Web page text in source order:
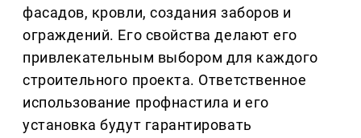
фасадов, кровли, создания заборов и
ограждений. Его свойства делают его
привлекательным выбором для каждого
строительного проекта. Ответственное
использование профнастила и его
установка будут гарантировать